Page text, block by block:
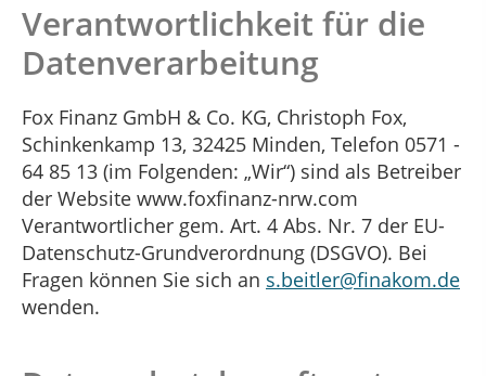
Verantwortlichkeit für die
Datenverarbeitung
Fox Finanz GmbH & Co. KG, Christoph Fox,
Schinkenkamp 13, 32425 Minden, Telefon 0571 -
64 85 13 (im Folgenden: „Wir“) sind als Betreiber
der Website www.foxfinanz-nrw.com
Verantwortlicher gem. Art. 4 Abs. Nr. 7 der EU-
Datenschutz-Grundverordnung (DSGVO). Bei
Fragen können Sie sich an s.beitler@finakom.de
wenden.